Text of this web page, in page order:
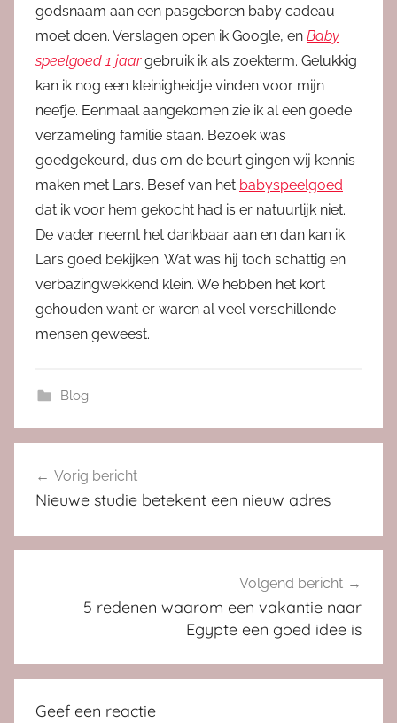
godsnaam aan een pasgeboren baby cadeau
moet doen. Verslagen open ik Google, en Baby
speelgoed 1 jaar gebruik ik als zoekterm. Gelukkig
kan ik nog een kleinigheidje vinden voor mijn
neefje. Eenmaal aangekomen zie ik al een goede
verzameling familie staan. Bezoek was
goedgekeurd, dus om de beurt gingen wij kennis
maken met Lars. Besef van het babyspeelgoed
dat ik voor hem gekocht had is er natuurlijk niet.
De vader neemt het dankbaar aan en dan kan ik
Lars goed bekijken. Wat was hij toch schattig en
verbazingwekkend klein. We hebben het kort
gehouden want er waren al veel verschillende
mensen geweest.
Blog
navigatie
Vorig bericht
Nieuwe studie betekent een nieuw adres
Volgend bericht
5 redenen waarom een vakantie naar
Egypte een goed idee is
Geef een reactie